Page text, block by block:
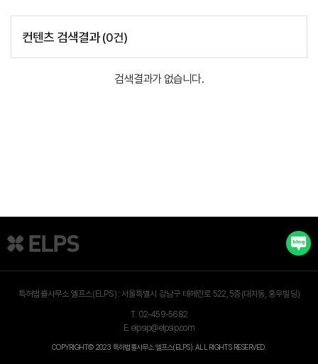
컨텐츠 검색결과(0건)
검색결과가 없습니다.
특허법률사무소 엘프스(ELPS) : 서울특별시 강남구 테헤란로 522, 5층(대치동, 홍우빌딩)
T. 02-459-5682
E. elpsip@elpsip.com
COPYRIGHT© 2023 특허법률사무소 엘프스(ELPS). ALL RIGHTS RESERVED.